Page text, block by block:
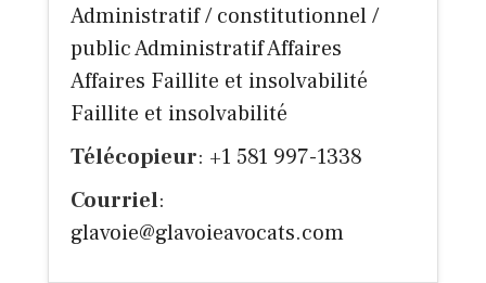
Administratif / constitutionnel /
public Administratif Affaires
Affaires Faillite et insolvabilité
Faillite et insolvabilité
Télécopieur: +1 581 997-1338
Courriel:
glavoie@glavoieavocats.com